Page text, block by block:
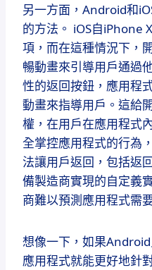
另一方面，Android和
的方法。 iOS自iPhone
項，而在這種情況下，
暢動畫來引導用戶通過
性的返回按鈕，應用程
動畫來指導用戶。這給
權，在用戶在應用程式
全掌控應用程式的行為
法讓用戶返回，包括返
備製造商實現的自定義
商難以預測應用程式需
想像一下，如果
應用程式就能更好地針